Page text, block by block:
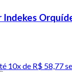
Indekes
10x de R$ 58,77